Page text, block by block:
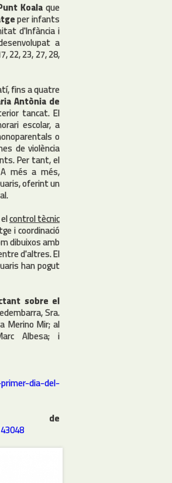
Koala que
per infants
d'Infància i
a
22, 23, 27, 28,
fins a quatre
Antònia de
tancat. El
escolar, a
o
de violència
Per tant, el
més a més,
oferint un
control tècnic
i coordinació
dibuixos amb
d'altres. El
han pogut
sobre el
Sra.
Merino Mir; al
Albesa; i
dia-del-